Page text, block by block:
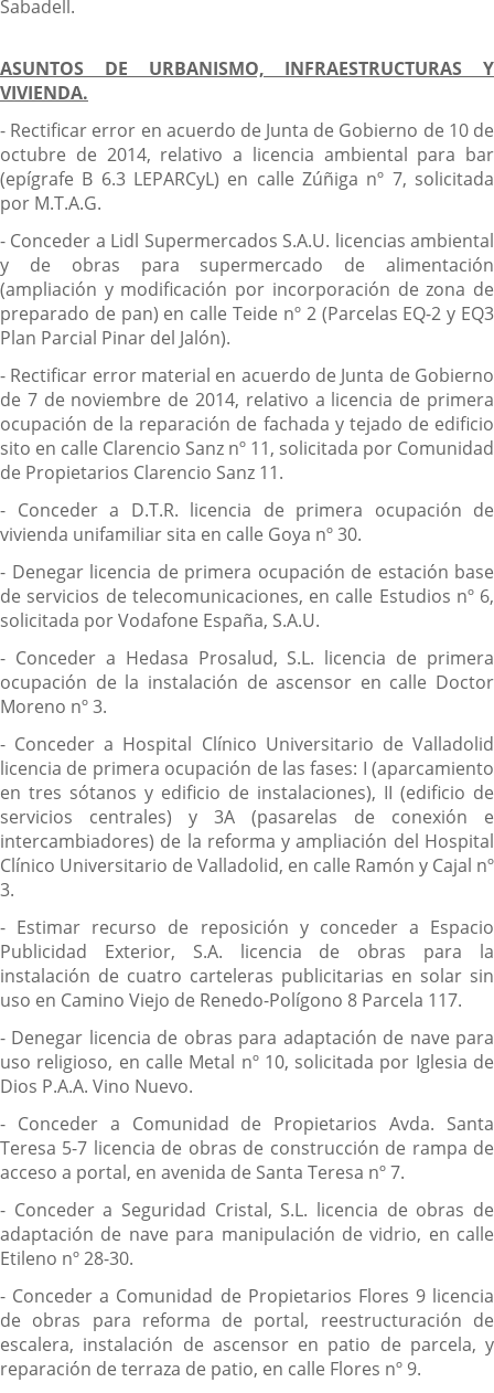
Sabadell.
ASUNTOS DE URBANISMO, INFRAESTRUCTURAS Y
VIVIENDA.
- Rectificar error en acuerdo de Junta de Gobierno de 10 de
octubre de 2014, relativo a licencia ambiental para bar
(epígrafe B 6.3 LEPARCyL) en calle Zúñiga nº 7, solicitada
por M.T.A.G.
- Conceder a Lidl Supermercados S.A.U. licencias ambiental
y de obras para supermercado de alimentación
(ampliación y modificación por incorporación de zona de
preparado de pan) en calle Teide nº 2 (Parcelas EQ-2 y EQ3
Plan Parcial Pinar del Jalón).
- Rectificar error material en acuerdo de Junta de Gobierno
de 7 de noviembre de 2014, relativo a licencia de primera
ocupación de la reparación de fachada y tejado de edificio
sito en calle Clarencio Sanz nº 11, solicitada por Comunidad
de Propietarios Clarencio Sanz 11.
- Conceder a D.T.R. licencia de primera ocupación de
vivienda unifamiliar sita en calle Goya nº 30.
- Denegar licencia de primera ocupación de estación base
de servicios de telecomunicaciones, en calle Estudios nº 6,
solicitada por Vodafone España, S.A.U.
- Conceder a Hedasa Prosalud, S.L. licencia de primera
ocupación de la instalación de ascensor en calle Doctor
Moreno nº 3.
- Conceder a Hospital Clínico Universitario de Valladolid
licencia de primera ocupación de las fases: I (aparcamiento
en tres sótanos y edificio de instalaciones), II (edificio de
servicios centrales) y 3A (pasarelas de conexión e
intercambiadores) de la reforma y ampliación del Hospital
Clínico Universitario de Valladolid, en calle Ramón y Cajal nº
3.
- Estimar recurso de reposición y conceder a Espacio
Publicidad Exterior, S.A. licencia de obras para la
instalación de cuatro carteleras publicitarias en solar sin
uso en Camino Viejo de Renedo-Polígono 8 Parcela 117.
- Denegar licencia de obras para adaptación de nave para
uso religioso, en calle Metal nº 10, solicitada por Iglesia de
Dios P.A.A. Vino Nuevo.
- Conceder a Comunidad de Propietarios Avda. Santa
Teresa 5-7 licencia de obras de construcción de rampa de
acceso a portal, en avenida de Santa Teresa nº 7.
- Conceder a Seguridad Cristal, S.L. licencia de obras de
adaptación de nave para manipulación de vidrio, en calle
Etileno nº 28-30.
- Conceder a Comunidad de Propietarios Flores 9 licencia
de obras para reforma de portal, reestructuración de
escalera, instalación de ascensor en patio de parcela, y
reparación de terraza de patio, en calle Flores nº 9.